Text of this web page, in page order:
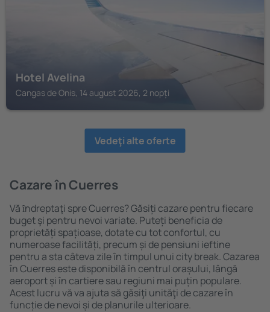
Hotel Avelina
Cangas de Onis, 14 august 2026, 2 nopți
Vedeţi alte oferte
Cazare în Cuerres
Vă ȋndreptaţi spre Cuerres? Găsiți cazare pentru fiecare
buget şi pentru nevoi variate. Puteți beneficia de
proprietăți spațioase, dotate cu tot confortul, cu
numeroase facilități, precum și de pensiuni ieftine
pentru a sta câteva zile în timpul unui city break. Cazarea
în Cuerres este disponibilă în centrul orașului, lângă
aeroport și în cartiere sau regiuni mai puțin populare.
Acest lucru vă va ajuta să găsiţi unităţi de cazare în
funcție de nevoi și de planurile ulterioare.